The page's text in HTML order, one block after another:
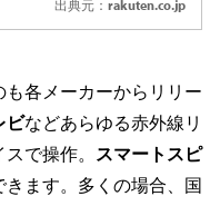
出典元： rakuten.co.jp
各メーカーからリリー
ビなどあらゆる赤外線リ
で操作。 スマートスピ
きます。多くの場合、国